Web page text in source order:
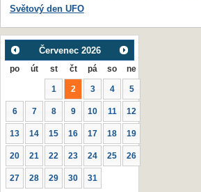
Světový den UFO
Červenec 2026
po út st čt pá so ne
1 2 3 4 5
6 7 8 9 10 11 12
13 14 15 16 17 18 19
20 21 22 23 24 25 26
27 28 29 30 31